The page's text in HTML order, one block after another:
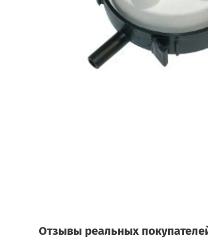
Отзывы реальных